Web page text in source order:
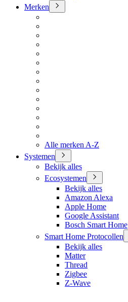
Merken
Alle merken A-Z
Systemen
Bekijk alles
Ecosystemen
Bekijk alles
Amazon Alexa
Apple Home
Google Assistant
Bosch Smart Home
Smart Home Protocollen
Bekijk alles
Matter
Thread
Zigbee
Z-Wave